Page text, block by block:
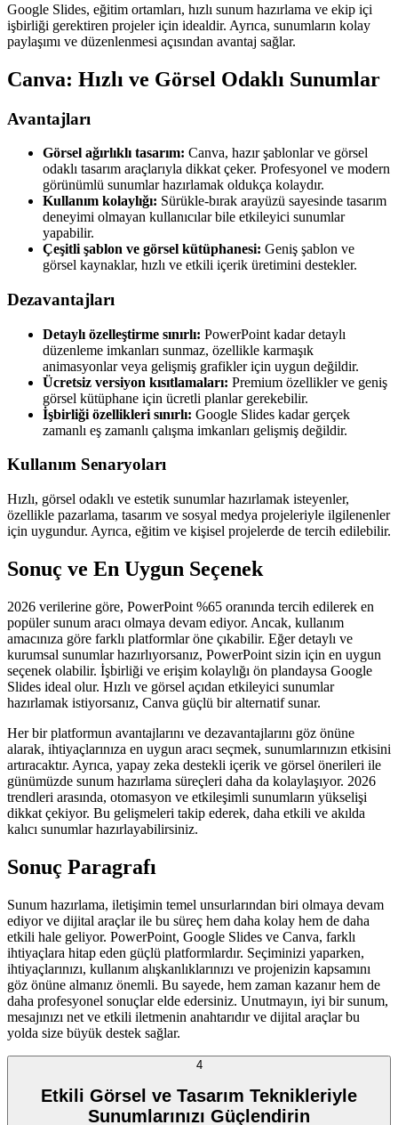
Google Slides, eğitim ortamları, hızlı sunum hazırlama ve ekip içi
işbirliği gerektiren projeler için idealdir. Ayrıca, sunumların kolay
paylaşımı ve düzenlenmesi açısından avantaj sağlar.
Canva: Hızlı ve Görsel Odaklı Sunumlar
Avantajları
Görsel ağırlıklı tasarım: Canva, hazır şablonlar ve görsel
odaklı tasarım araçlarıyla dikkat çeker. Profesyonel ve modern
görünümlü sunumlar hazırlamak oldukça kolaydır.
Kullanım kolaylığı: Sürükle-bırak arayüzü sayesinde tasarım
deneyimi olmayan kullanıcılar bile etkileyici sunumlar
yapabilir.
Çeşitli şablon ve görsel kütüphanesi: Geniş şablon ve
görsel kaynaklar, hızlı ve etkili içerik üretimini destekler.
Dezavantajları
Detaylı özelleştirme sınırlı: PowerPoint kadar detaylı
düzenleme imkanları sunmaz, özellikle karmaşık
animasyonlar veya gelişmiş grafikler için uygun değildir.
Ücretsiz versiyon kısıtlamaları: Premium özellikler ve geniş
görsel kütüphane için ücretli planlar gerekebilir.
İşbirliği özellikleri sınırlı: Google Slides kadar gerçek
zamanlı eş zamanlı çalışma imkanları gelişmiş değildir.
Kullanım Senaryoları
Hızlı, görsel odaklı ve estetik sunumlar hazırlamak isteyenler,
özellikle pazarlama, tasarım ve sosyal medya projeleriyle ilgilenenler
için uygundur. Ayrıca, eğitim ve kişisel projelerde de tercih edilebilir.
Sonuç ve En Uygun Seçenek
2026 verilerine göre, PowerPoint %65 oranında tercih edilerek en
popüler sunum aracı olmaya devam ediyor. Ancak, kullanım
amacınıza göre farklı platformlar öne çıkabilir. Eğer detaylı ve
kurumsal sunumlar hazırlıyorsanız, PowerPoint sizin için en uygun
seçenek olabilir. İşbirliği ve erişim kolaylığı ön plandaysa Google
Slides ideal olur. Hızlı ve görsel açıdan etkileyici sunumlar
hazırlamak istiyorsanız, Canva güçlü bir alternatif sunar.
Her bir platformun avantajlarını ve dezavantajlarını göz önüne
alarak, ihtiyaçlarınıza en uygun aracı seçmek, sunumlarınızın etkisini
artıracaktır. Ayrıca, yapay zeka destekli içerik ve görsel önerileri ile
günümüzde sunum hazırlama süreçleri daha da kolaylaşıyor. 2026
trendleri arasında, otomasyon ve etkileşimli sunumların yükselişi
dikkat çekiyor. Bu gelişmeleri takip ederek, daha etkili ve akılda
kalıcı sunumlar hazırlayabilirsiniz.
Sonuç Paragrafı
Sunum hazırlama, iletişimin temel unsurlarından biri olmaya devam
ediyor ve dijital araçlar ile bu süreç hem daha kolay hem de daha
etkili hale geliyor. PowerPoint, Google Slides ve Canva, farklı
ihtiyaçlara hitap eden güçlü platformlardır. Seçiminizi yaparken,
ihtiyaçlarınızı, kullanım alışkanlıklarınızı ve projenizin kapsamını
göz önüne almanız önemli. Bu sayede, hem zaman kazanır hem de
daha profesyonel sonuçlar elde edersiniz. Unutmayın, iyi bir sunum,
mesajınızı net ve etkili iletmenin anahtarıdır ve dijital araçlar bu
yolda size büyük destek sağlar.
4
Etkili Görsel ve Tasarım Teknikleriyle
Sunumlarınızı Güçlendirin